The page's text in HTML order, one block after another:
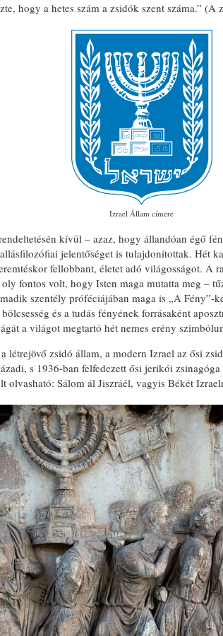
hogy a hetes szám a zsidók szent száma.”
Izrael Állam címere
kívül – azaz, hogy állandóan égő
jelentőséget is tulajdonítottak. Hét
fellobbant, életet adó világosságot. A
fontos volt, hogy Isten maga mutatta meg –
szentély próféciájában maga is „A Fény”-
és a tudás fényének forrásaként
a világot megtartó hét nemes erény
létrejövő zsidó állam, a modern Izrael az ősi
s 1936-ban felfedezett ősi jerikói
olvasható: Sálom ál Jiszráél, vagyis Békét